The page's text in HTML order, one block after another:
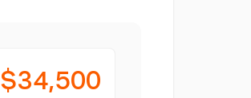
$34,500